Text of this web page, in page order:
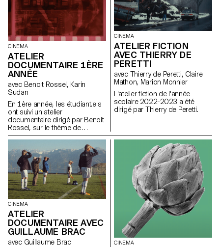
CINEMA
ATELIER
DOCUMENTAIRE 1ÈRE
ANNÉE
avec Benoit Rossel, Karin
Sudan
En 1ère année, les étudiant.e.s
ont suivi un atelier
documentaire dirigé par Benoit
Rossel, sur le thème de
l'interview.
CINEMA
ATELIER FICTION
AVEC THIERRY DE
PERETTI
avec Thierry de Peretti, Claire
Mathon, Marion Monnier
L'atelier fiction de l'année
scolaire 2022-2023 a été
dirigé par Thierry de Peretti.
CINEMA
ATELIER
DOCUMENTAIRE AVEC
GUILLAUME BRAC
avec Guillaume Brac
CINEMA